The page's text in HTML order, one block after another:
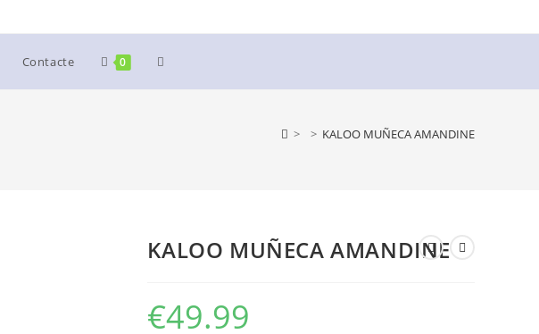
Contacte 0 Alternar
> > KALOO MUÑECA AMANDINE
KALOO MUÑECA AMANDINE
€49.99